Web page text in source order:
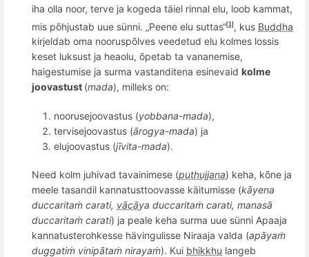
iha olla noor, terve ja kogeda täiel rinnal elu, loob kammat,
mis põhjustab uue sünni. „Peene elu suttas“[1] , kus Buddha
kirjeldab oma nooruspõlves veedetud elu kolmes lossis
keset luksust ja heaolu, õpetab ta vananemise,
haigestumise ja surma vastanditena esinevaid kolme
joovastust (mada), milleks on:
noorusejoovastus (yobbana-mada),
tervisejoovastus (ārogya-mada) ja
elujoovastus (jīvita-mada).
Need kolm juhivad tavainimese (puthujjana) keha, kõne ja
meele tasandil kannatusttoovasse käitumisse (kāyena
duccaritaṁ carati, vācāya duccaritaṁ carati, manasā
duccaritaṁ carati) ja peale keha surma uue sünni Apaaja
kannatusterohkesse hävingulisse Niraaja valda (apāyaṁ
duggatiṁ vinipātaṁ nirayaṁ). Kui bhikkhu langeb